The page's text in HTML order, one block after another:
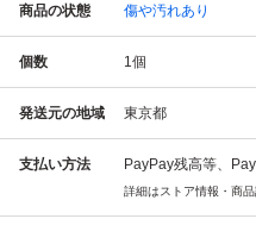
商品の状態 傷や汚れあり
個数 1個
発送元の地域 東京都
支払い方法 PayPay残高等、
詳細はストア情報・商